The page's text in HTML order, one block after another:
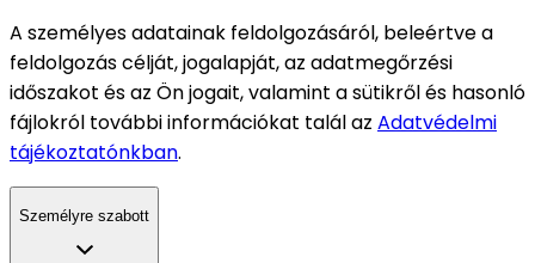
A személyes adatainak feldolgozásáról, beleértve a
feldolgozás célját, jogalapját, az adatmegőrzési
időszakot és az Ön jogait, valamint a sütikről és hasonló
fájlokról további információkat talál az Adatvédelmi
tájékoztatónkban.
Személyre szabott